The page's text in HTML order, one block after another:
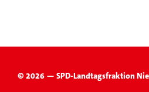
© 2026 — SPD-Landtagsfraktion